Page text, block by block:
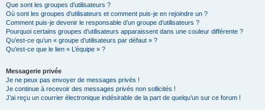
Que sont les groupes d’utilisateurs ?
Où sont les groupes d’utilisateurs et comment puis-je en rejoindre un ?
Comment puis-je devenir le responsable d’un groupe d’utilisateurs ?
Pourquoi certains groupes d’utilisateurs apparaissent dans une couleur différente ?
Qu’est-ce qu’un « groupe d’utilisateurs par défaut » ?
Qu’est-ce que le lien « L’équipe » ?
Messagerie privée
Je ne peux pas envoyer de messages privés !
Je continue à recevoir des messages privés non sollicités !
J’ai reçu un courrier électronique indésirable de la part de quelqu’un sur ce forum !